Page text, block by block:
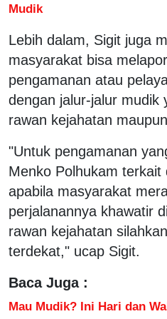
Mudik
Lebih dalam, Sigit juga
masyarakat bisa
pengamanan atau
dengan jalur-jalur mudik
rawan kejahatan
"Untuk pengamanan
Menko Polhukam terkait
apabila masyarakat
perjalanannya khawatir
rawan kejahatan
terdekat," ucap Sigit.
Baca Juga :
Mau Mudik? Ini Hari dan